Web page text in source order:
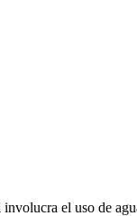
el uso de